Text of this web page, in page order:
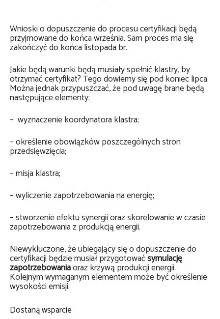
Wnioski o dopuszczenie do procesu certyfikacji będą
przyjmowane do końca września. Sam proces ma się
zakończyć do końca listopada br.
Jakie będą warunki będą musiały spełnić klastry, by
otrzymać certyfikat? Tego dowiemy się pod koniec lipca.
Można jednak przypuszczać, że pod uwagę brane będą
następujące elementy:
– wyznaczenie koordynatora klastra;
– określenie obowiązków poszczególnych stron
przedsięwzięcia;
– misja klastra;
– wyliczenie zapotrzebowania na energię;
– stworzenie efektu synergii oraz skorelowanie w czasie
zapotrzebowania z produkcją energii.
Niewykluczone, że ubiegający się o dopuszczenie do
certyfikacji będzie musiał przygotowaćsymulację
zapotrzebowaniaoraz krzywą produkcji energii.
Kolejnym wymaganym elementem może być określenie
wysokości emisji.
Dostaną wsparcie